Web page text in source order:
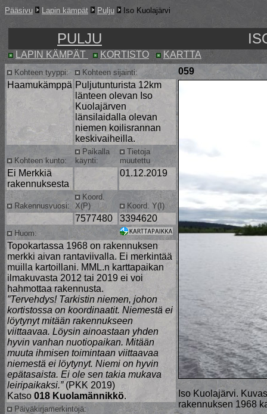
Pääsivu Lapin kämpät Pulju Iso Kuolajärvi
PULJU
LAPIN KÄMPÄT KORTISTO KARTTA
Kohteen tyyppi: Kohteen sijainti:
059
Haamukämppä Puljutunturista 12km
länteen olevan Iso
Kuolajärven
länsilaidalla olevan
niemen koilisrannan
keskivaiheilla.
Iso Kuolajärvi.
rakennuksen 1968
Kohteen kunto:
Paikalla
käynti:
Tietoja
muutettu
Ei Merkkiä
rakennuksesta
01.12.2019
Rakennusvuosi:
Koord.
X(P)
Koord. Y(I)
7577480 3394620
Huom:
Topokartassa 1968 on rakennuksen
merkki aivan rantaviivalla. Ei merkintää
muilla kartoillani. MML.n karttapaikan
ilmakuvasta 2012 tai 2019 ei voi
hahmottaa rakennusta.
”Tervehdys! Tarkistin niemen, johon
kortistossa on koordinaatit. Niemestä ei
löytynyt mitään rakennukseen
viittaavaa. Löysin ainoastaan yhden
hyvin vanhan nuotiopaikan. Mitään
muuta ihmisen toimintaan viittaavaa
niemestä ei löytynyt. Niemi on hyvin
epätasaista. Ei ole sen takia mukava
leiripaikaksi.”(PKK 2019)
Katso 018 Kuolamännikkö.
Päiväkirjamerkintöjä: